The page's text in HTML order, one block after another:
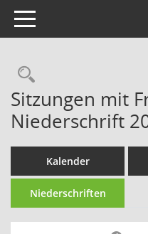
Toggle navigation
Sitzungen mit
Niederschrift
Kalender
Niederschriften